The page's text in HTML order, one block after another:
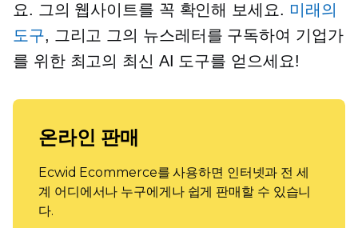
요. 그의 웹사이트를 꼭 확인해 보세요. 미래의
도구, 그리고 그의 뉴스레터를 구독하여 기업가
를 위한 최고의 최신 AI 도구를 얻으세요!
온라인 판매
Ecwid Ecommerce를 사용하면 인터넷과 전 세
계 어디에서나 누구에게나 쉽게 판매할 수 있습니
다.